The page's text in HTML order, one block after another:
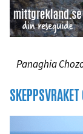
Panaghia